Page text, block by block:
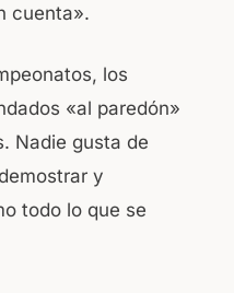
cuenta».
los
«al paredón»
Nadie gusta de
y
todo lo que se